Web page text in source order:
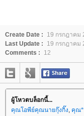
Create Date :
19 กรกฎาคม
Last Update :
19 กรกฎาคม
Comments :
12
ผู้โหวตบล็อกนี้...
คุณโอพีย์คุณนายกุ๊งกิ๊ง, คุณ